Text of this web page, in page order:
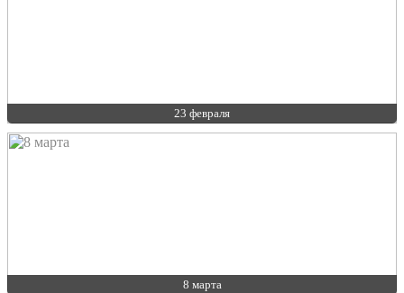
23 февраля
8 марта